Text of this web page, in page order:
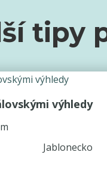
tipy
výhledy
Jablonecko